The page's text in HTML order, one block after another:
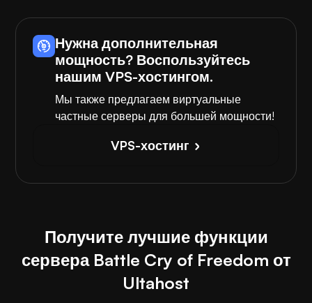
Нужна дополнительная
мощность? Воспользуйтесь
нашим VPS-хостингом.
Мы также предлагаем виртуальные
частные серверы для большей мощности!
VPS-хостинг
Получите лучшие функции
сервера Battle Cry of Freedom от
Ultahost